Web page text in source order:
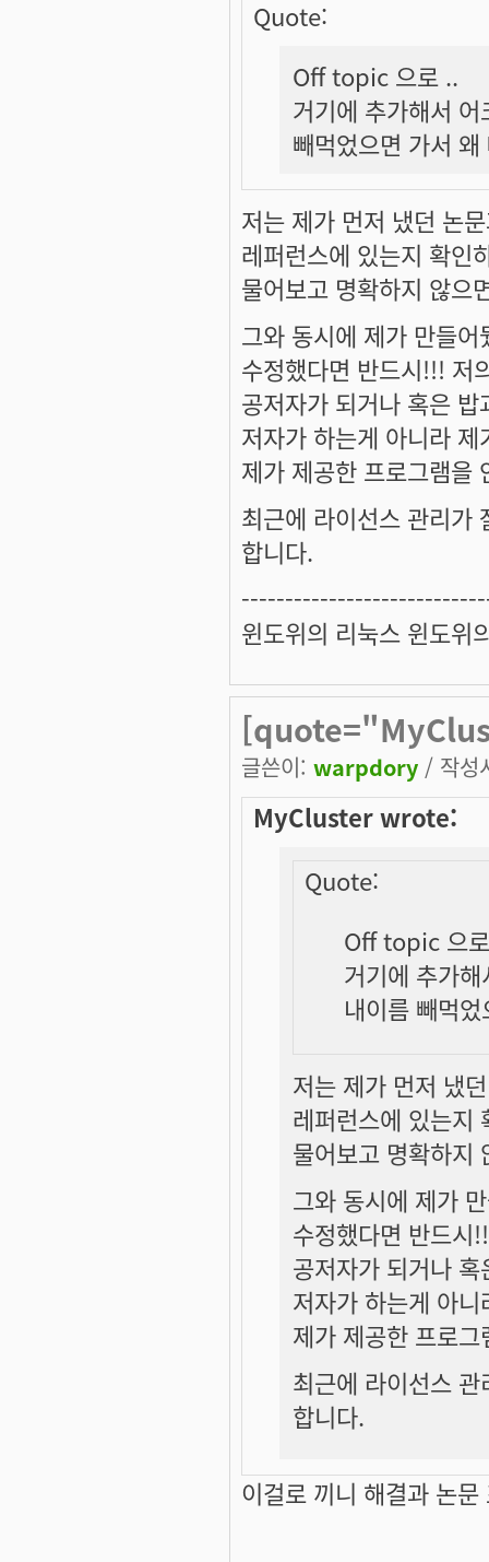
Quote:
Off topic 으로 ..
거기에 추가해서
빼먹었으면 가서
저는 제가 먼저 냈던 논
레퍼런스에 있는지 확인
물어보고 명확하지 않으
그와 동시에 제가 만들
수정했다면 반드시!!!
공저자가 되거나 혹은
저자가 하는게 아니라
제가 제공한 프로그램을
최근에 라이선스 관리가
합니다.
윈도위의 리눅스 윈도위
글쓴이: warpdory / 작성
MyCluster wrote:
Quote:
Off topic 으
거기에 추가
내이름 빼먹
저는 제가 먼저 냈
레퍼런스에 있는지
물어보고 명확하지
그와 동시에 제가
수정했다면 반드
공저자가 되거나
저자가 하는게 아
제가 제공한 프로
최근에 라이선스
합니다.
이걸로 끼니 해결과 논